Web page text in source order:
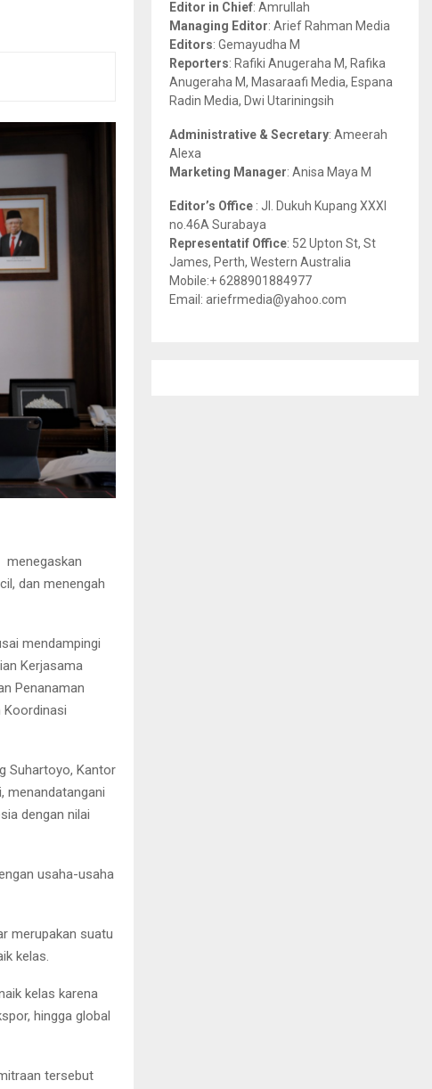
menegaskan
dan menengah
mendampingi
Kerjasama
Penanaman
Koordinasi
Suhartoyo, Kantor
menandatangani
dengan nilai
usaha-usaha
merupakan suatu
kelas.
kelas karena
hingga global
tersebut
r
:
R
H
Editor in Chief: Amrullah
Managing Editor: Arief Rahman Media
Editors: Gemayudha M
Reporters: Rafiki Anugeraha M, Rafika
Anugeraha M, Masaraafi Media, Espana
Radin Media, Dwi Utariningsih
Administrative & Secretary: Ameerah
Alexa
Marketing Manager: Anisa Maya M
Editor’s Office : Jl. Dukuh Kupang XXXI
no.46A Surabaya
Representatif Office: 52 Upton St, St
James, Perth, Western Australia
Mobile:+ 6288901884977
Email: ariefrmedia@yahoo.com